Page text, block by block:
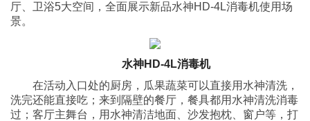
厅、卫浴5大空间，全面展示新品水神HD-4L消毒机使用场
景。
水神HD-4L消毒机
在活动入口处的厨房，瓜果蔬菜可以直接用水神清洗，
洗完还能直接吃；来到隔壁的餐厅，餐具都用水神清洗消毒
过；客厅主舞台，用水神清洁地面、沙发抱枕、窗户等，打